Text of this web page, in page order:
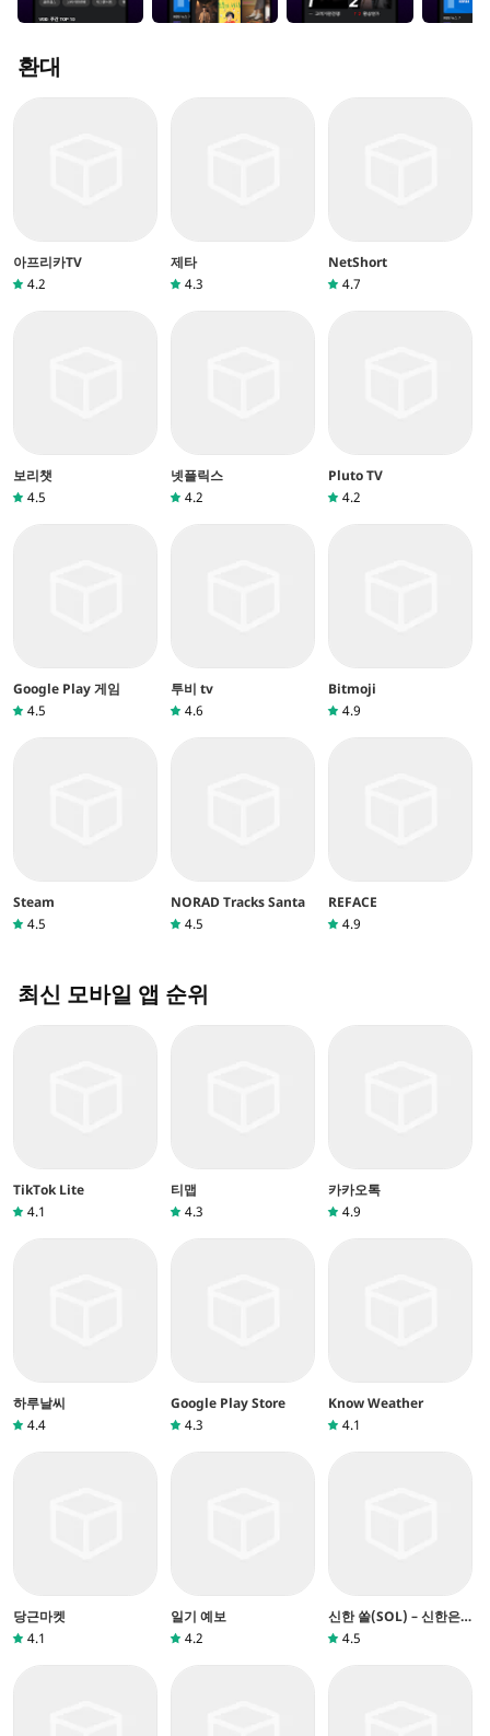
환대
아프리카TV
4.2
제타
4.3
NetShort
4.7
보리챗
4.5
넷플릭스
4.2
Pluto TV
4.2
Google Play 게임
4.5
투비 tv
4.6
Bitmoji
4.9
Steam
4.5
NORAD Tracks Santa
4.5
REFACE
4.9
최신 모바일 앱 순위
TikTok Lite
4.1
티맵
4.3
카카오톡
4.9
하루날씨
4.4
Google Play Store
4.3
Know Weather
4.1
당근마켓
4.1
일기 예보
4.2
신한 쏠(SOL) – 신한은
행 스마트폰뱅킹
4.5